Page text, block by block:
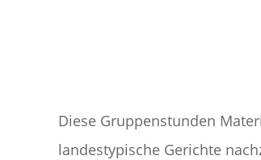
Diese Gruppenstunden
landestypische Gerichte